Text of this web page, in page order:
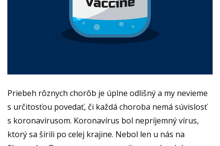
Priebeh rôznych chorôb je úplne odlišný a my nevieme
s určitosťou povedať, či každá choroba nemá súvislosť
s koronavírusom. Koronavírus bol nepríjemný vírus,
ktorý sa šírili po celej krajine. Nebol len u nás na